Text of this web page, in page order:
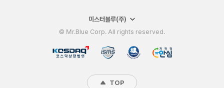
미스터블루(주)
© Mr.Blue Corp. All rights reserved.
TOP